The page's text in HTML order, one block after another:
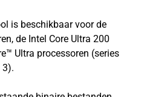
is beschikbaar voor de
de Intel Core Ultra 200
Ultra processoren (series
3).